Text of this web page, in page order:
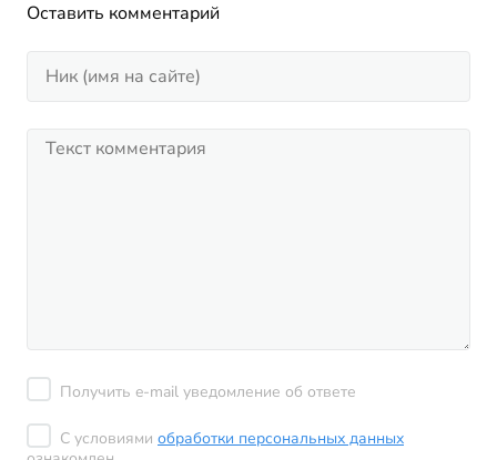
Оставить комментарий
Получить e-mail уведомление об ответе
С условиями обработки персональных данных